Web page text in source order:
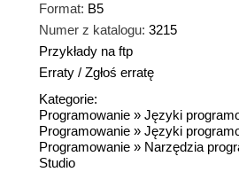
Format: B5
Numer z katalogu: 3215
Przykłady na ftp
Erraty / Zgłoś erratę
Kategorie:
Programowanie » Języki
Programowanie » Języki
Programowanie » Narzędzia
Studio